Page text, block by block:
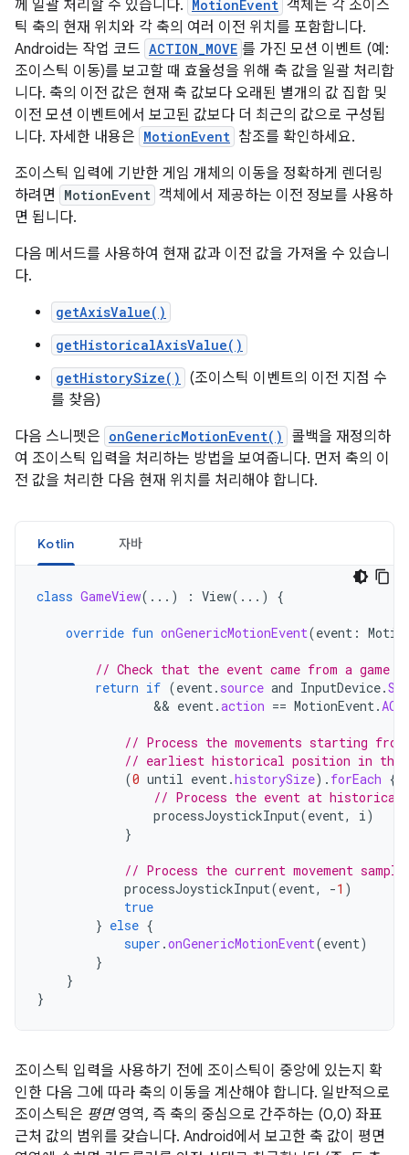
께 일괄 처리할 수 있습니다. MotionEvent 객체는 각 조이스
틱 축의 현재 위치와 각 축의 여러 이전 위치를 포함합니다.
Android는 작업 코드 ACTION_MOVE 를 가진 모션 이벤트 (예:
조이스틱 이동)를 보고할 때 효율성을 위해 축 값을 일괄 처리합
니다. 축의 이전 값은 현재 축 값보다 오래된 별개의 값 집합 및
이전 모션 이벤트에서 보고된 값보다 더 최근의 값으로 구성됩
니다. 자세한 내용은 MotionEvent 참조를 확인하세요.
조이스틱 입력에 기반한 게임 개체의 이동을 정확하게 렌더링
하려면
MotionEvent 객체에서 제공하는 이전 정보를 사용하
면 됩니다.
다음 메서드를 사용하여 현재 값과 이전 값을 가져올 수 있습니
다.
getAxisValue()
getHistoricalAxisValue()
getHistorySize()
(조이스틱 이벤트의 이전 지점 수
를 찾음)
다음 스니펫은 onGenericMotionEvent()
콜백을 재정의하
여 조이스틱 입력을 처리하는 방법을 보여줍니다. 먼저 축의 이
전 값을 처리한 다음 현재 위치를 처리해야 합니다.
Kotlin 자바
class GameView(...) : View(...) {
override fun onGenericMotionEvent(event :
// Check that the event came from a game
return if (event. source and InputDevice.
                &&
event.action == MotionEvent.
// Process the movements starting
// earliest historical position in the
(0 until event.historySize). forEach {
// Process the event at
processJoystickInput(event, i)
}
// Process the current movement
processJoystickInput(event, -1 )
true
} else {
super .onGenericMotionEvent(event)
}
}
}
조이스틱 입력을 사용하기 전에 조이스틱이 중앙에 있는지 확
인한 다음 그에 따라 축의 이동을 계산해야 합니다. 일반적으로
조이스틱은 평면영역, 즉 축의 중심으로 간주하는 (0,0) 좌표
근처 값의 범위를 갖습니다. Android에서 보고한 축 값이 평면